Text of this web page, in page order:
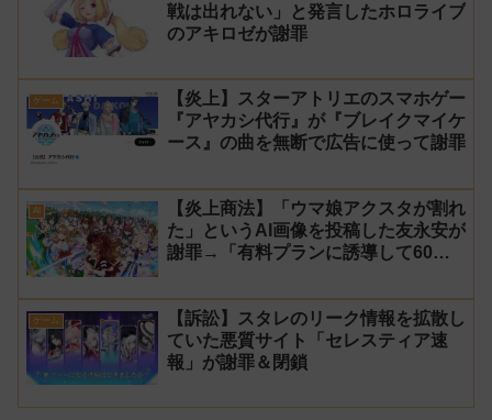
戦は出れない」と発言したホロライブ
のアキロゼが謝罪
ゲーム
【炎上】スターアトリエのスマホゲー
『アヤカシ代行』が『ブレイクマイケ
ース』の曲を無断で広告に使って謝罪
AI
【炎上商法】「ウマ娘アクスタが割れ
た」というAI画像を投稿した友永安が
謝罪→「有料プランに誘導して60万
娘エロイラストをリポスト！
ゲーム
【訴訟】スタレのリーク情報を拡散し
ていた悪質サイト「セレスティア速
報」が謝罪＆閉鎖